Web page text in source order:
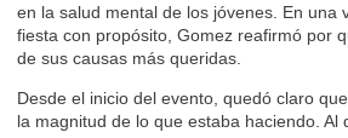
en la salud mental de los jóvenes. En una
fiesta con propósito, Gomez reafirmó por
de sus causas más queridas.
Desde el inicio del evento, quedó claro
la magnitud de lo que estaba haciendo. Al